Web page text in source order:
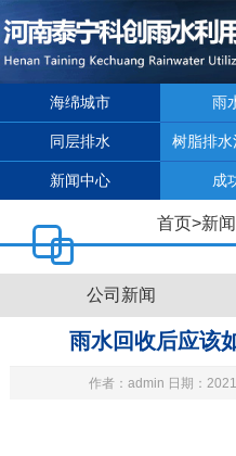
海绵城市 雨
同层排水 树脂排
新闻中心 成
首页>新
公司新闻
雨水回收后应该
作者：admin 日期：